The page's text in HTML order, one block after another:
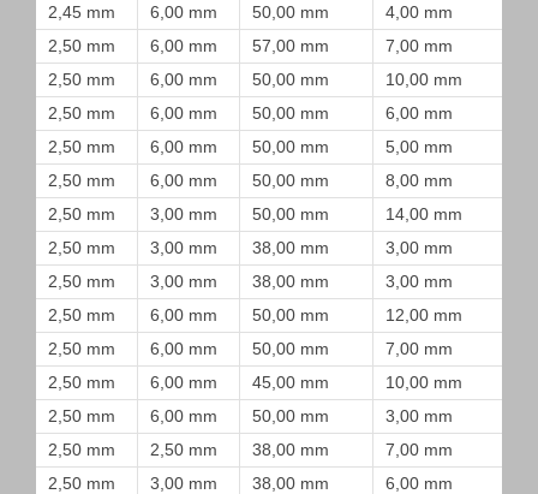
2,45 mm
6,00 mm 50,00 mm
4,00 mm
2,50 mm
6,00 mm 57,00 mm
7,00 mm
2,50 mm
6,00 mm 50,00 mm
10,00 mm
2,50 mm
6,00 mm 50,00 mm
6,00 mm
2,50 mm
6,00 mm 50,00 mm
5,00 mm
2,50 mm
6,00 mm 50,00 mm
8,00 mm
2,50 mm
3,00 mm 50,00 mm
14,00 mm
2,50 mm
3,00 mm 38,00 mm
3,00 mm
2,50 mm
3,00 mm 38,00 mm
3,00 mm
2,50 mm
6,00 mm 50,00 mm
12,00 mm
2,50 mm
6,00 mm 50,00 mm
7,00 mm
2,50 mm
6,00 mm 45,00 mm
10,00 mm
2,50 mm
6,00 mm 50,00 mm
3,00 mm
2,50 mm
2,50 mm 38,00 mm
7,00 mm
2,50 mm
3,00 mm 38,00 mm
6,00 mm